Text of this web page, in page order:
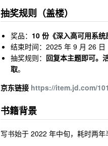
抽奖规则（盖楼）
奖品： 10 份《深入高可用系统
结束时间：2025 年 9 月 26
抽奖规则： 回复本主题即可。
取。
京东链接 https://item.jd.com/
书籍背景
写书始于 2022 年中旬，耗时两年